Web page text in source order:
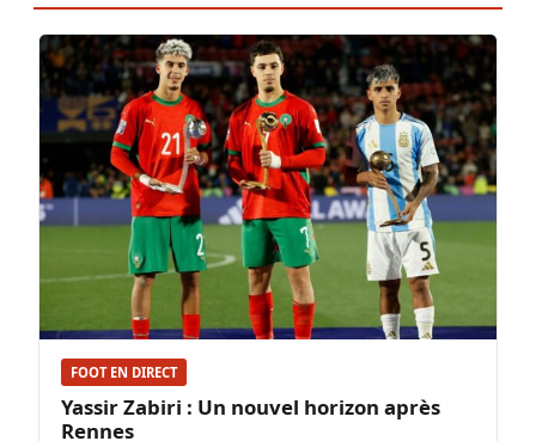
FOOT EN DIRECT
Yassir Zabiri : Un nouvel horizon après
Rennes